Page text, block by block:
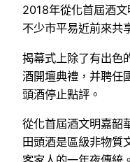
2018年從化首屆酒
不少市平易近前來共
揭幕式上除了有出色
酒開壇典禮，并聘
頭酒停止點評。
從化首屆酒文明嘉韶
田頭酒是區級非物質